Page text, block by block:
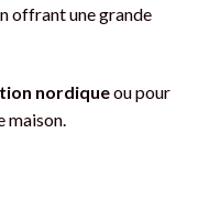
offrant une grande
nordiqueou pour
maison.